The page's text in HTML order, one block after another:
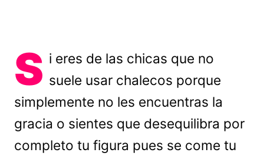
S i eres de las chicas que no
suele usar chalecos porque
simplemente no les encuentras la
gracia o sientes que desequilibra por
completo tu figura pues se come tu